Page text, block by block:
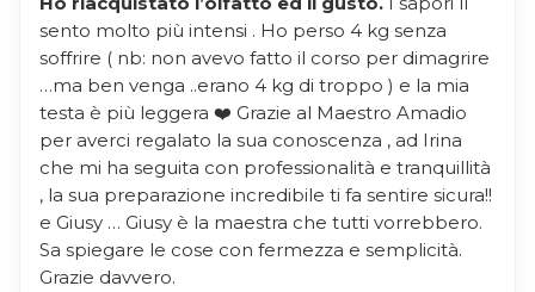
sento molto più intensi . Ho perso 4 kg senza
soffrire ( nb: non avevo fatto il corso per dimagrire
…ma ben venga ..erano 4 kg di troppo ) e la mia
testa è più leggera ❤️ Grazie al Maestro Amadio
per averci regalato la sua conoscenza , ad Irina
che mi ha seguita con professionalità e tranquillità
, la sua preparazione incredibile ti fa sentire sicura!!
e Giusy … Giusy è la maestra che tutti vorrebbero.
Sa spiegare le cose con fermezza e semplicità.
Grazie davvero.